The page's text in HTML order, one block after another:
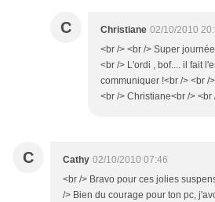
C Christiane 02/10/2010
<br /> <br /> Super
<br /> L'ordi , bof.... il fait
communiquer !<br /> <br /
<br /> Christiane<br /> <br
C Cathy 02/10/2010 07:46
<br /> Bravo pour ces jolies
/> Bien du courage pour ton pc,